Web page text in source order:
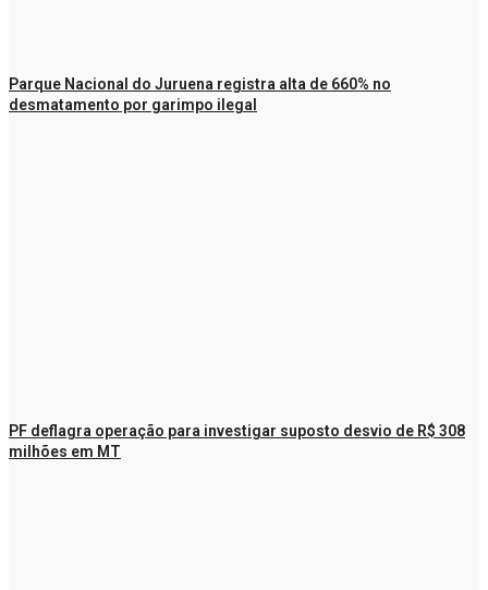
Parque Nacional do Juruena registra alta de 660% no
desmatamento por garimpo ilegal
PF deflagra operação para investigar suposto desvio de R$ 308
milhões em MT